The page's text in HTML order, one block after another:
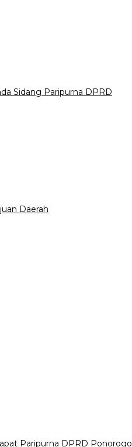
Sidang Paripurna DPRD
Daerah
Paripurna DPRD Ponorogo